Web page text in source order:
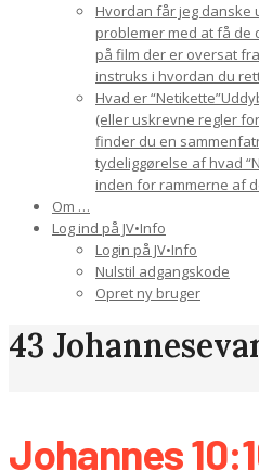
Hvordan får jeg danske
problemer med at få de
på film der er oversat
instruks i hvordan du
Hvad er “Netikette”
(eller uskrevne regler
finder du en
tydeliggørelse af hvad
inden for rammerne af
Om …
Log ind på JV•Info
Login på JV•Info
Nulstil adgangskode
Opret ny bruger
43
Johannes